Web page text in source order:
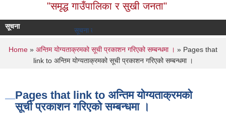
"समृद्ध गाउँपालिका र सुखी जनता"
सूचना सूचना तथा समाचार
You are here
Home » अन्तिम योग्यताक्रमको सूची प्रकाशन गरिएको सम्बन्धमा । » Pages that
link to अन्तिम योग्यताक्रमको सूची प्रकाशन गरिएको सम्बन्धमा ।
Pages that link to अन्तिम योग्यताक्रमको
सूची प्रकाशन गरिएको सम्बन्धमा ।